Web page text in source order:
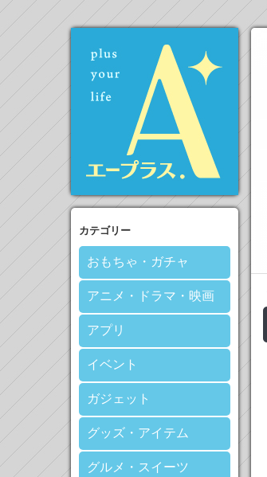
カテゴリー
おもちゃ・ガチャ
アニメ・ドラマ・映画
アプリ
イベント
ガジェット
グッズ・アイテム
グルメ・スイーツ